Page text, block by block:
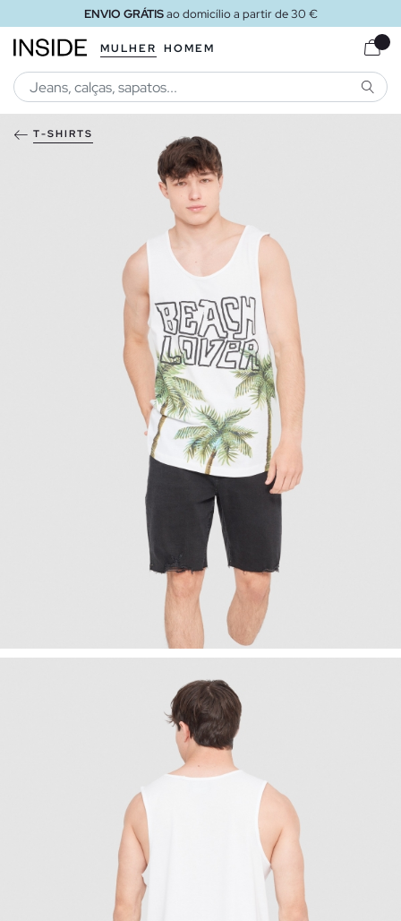
ENVIO GRÁTISao domicílio a partir de 30 €
MULHER HOMEM
T-SHIRTS